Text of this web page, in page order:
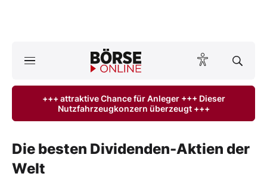
Anlageprodukte
Finanz-Check
Abo & Shop
+++ attraktive Chance für Anleger +++ Dieser
Nutzfahrzeugkonzern überzeugt +++
Die besten Dividenden-Aktien der
Welt